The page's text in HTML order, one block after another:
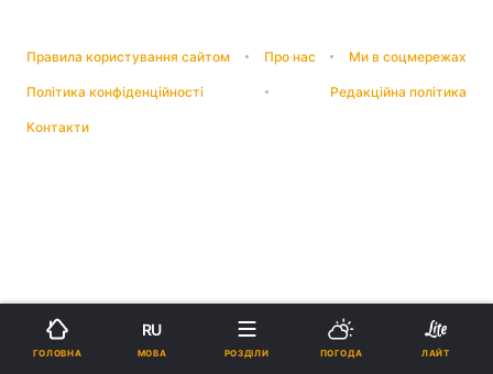
Правила користування сайтом Про нас Ми в соцмережах
Політика конфіденційності Редакційна політика
Контакти
ГОЛОВНА
RU
МОВА РОЗДІЛИ ПОГОДА ЛАЙТ